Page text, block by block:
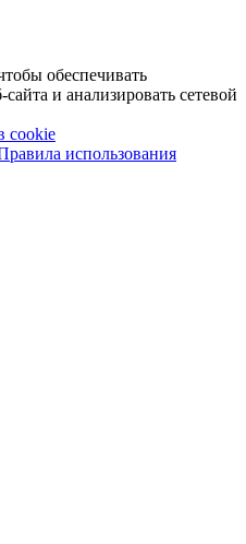
обеспечивать
и анализировать сетевой
cookie
использования